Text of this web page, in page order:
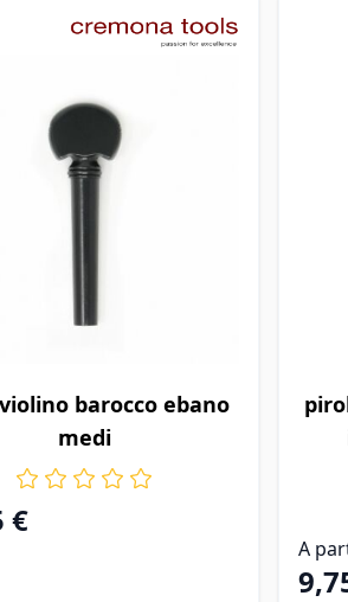
barocco ebano
medi
€
Il
A